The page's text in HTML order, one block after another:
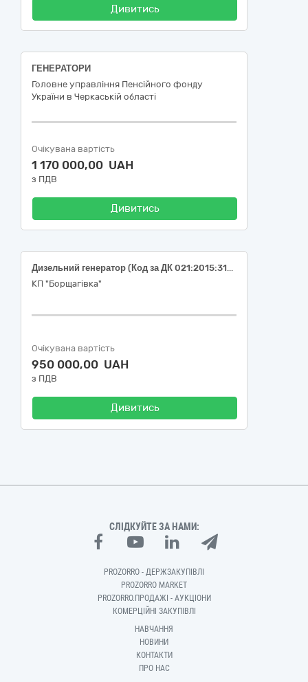
Дивитись
ГЕНЕРАТОРИ
Головне управління Пенсійного фонду
України в Черкаській області
Очікувана вартість
1 170 000,00 UAH
з ПДВ
Дивитись
Дизельний генератор (Код за ДК 021:2015:31120000-3 Генератори)
КП "Борщагівка"
Очікувана вартість
950 000,00 UAH
з ПДВ
Дивитись
СЛІДКУЙТЕ ЗА НАМИ:
PROZORRO - ДЕРЖЗАКУПІВЛІ
PROZORRO MARKET
PROZORRO.ПРОДАЖІ - АУКЦІОНИ
КОМЕРЦІЙНІ ЗАКУПІВЛІ
НАВЧАННЯ
НОВИНИ
КОНТАКТИ
ПРО НАС